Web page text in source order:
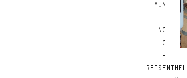
MUNKHOLM
MUUBS
NORDISK
OPINEL
PEBBLY
REISENTHEL